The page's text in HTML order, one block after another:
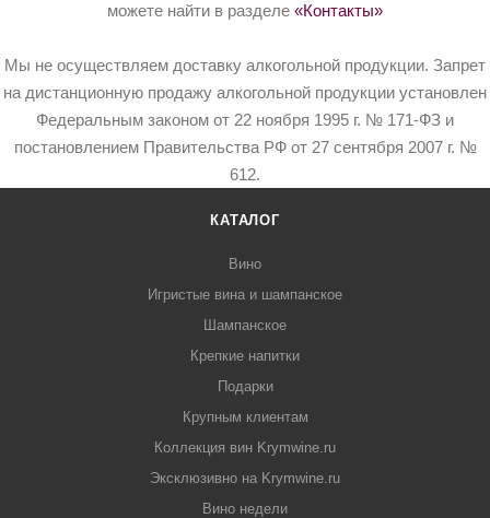
можете найти в разделе «Контакты»
Мы не осуществляем доставку алкогольной продукции. Запрет
на дистанционную продажу алкогольной продукции установлен
Федеральным законом от 22 ноября 1995 г. № 171-ФЗ и
постановлением Правительства РФ от 27 сентября 2007 г. №
612.
КАТАЛОГ
Вино
Игристые вина и шампанское
Шампанское
Крепкие напитки
Подарки
Крупным клиентам
Коллекция вин Krymwine.ru
Эксклюзивно на Krymwine.ru
Вино недели